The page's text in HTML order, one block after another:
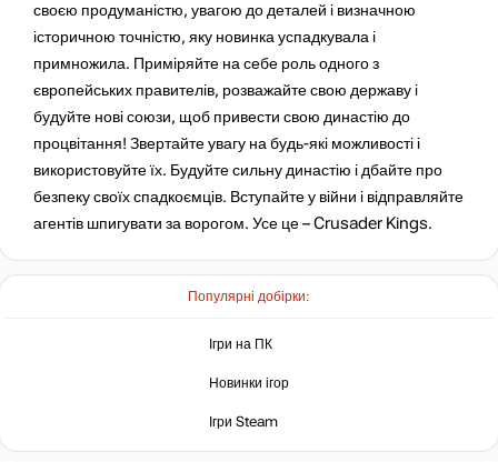
Популярні добірки:
Ігри на ПК
Новинки ігор
Ігри Steam
своєю продуманістю, увагою до деталей і визначною
історичною точністю, яку новинка успадкувала і
примножила. Приміряйте на себе роль одного з
європейських правителів, розважайте свою державу і
будуйте нові союзи, щоб привести свою династію до
процвітання! Звертайте увагу на будь-які можливості і
використовуйте їх. Будуйте сильну династію і дбайте про
безпеку своїх спадкоємців. Вступайте у війни і відправляйте
агентів шпигувати за ворогом. Усе це – Crusader Kings.